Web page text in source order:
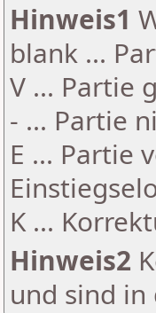
Hinweis1
blank ...
V ... Partie
- ... Partie
E ... Partie
K ...
Hinweis2
und sind